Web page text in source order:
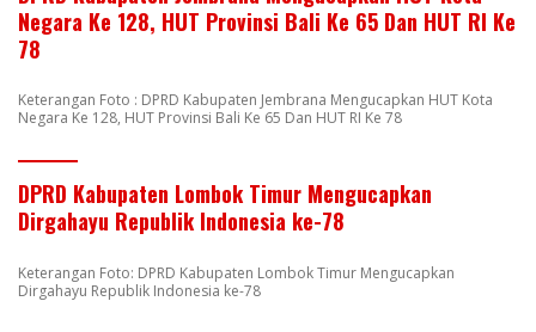
Negara Ke 128, HUT Provinsi Bali Ke 65 Dan HUT RI Ke
78
Keterangan Foto : DPRD Kabupaten Jembrana Mengucapkan HUT Kota
Negara Ke 128, HUT Provinsi Bali Ke 65 Dan HUT RI Ke 78
DPRD Kabupaten Lombok Timur Mengucapkan
Dirgahayu Republik Indonesia ke-78
Keterangan Foto: DPRD Kabupaten Lombok Timur Mengucapkan
Dirgahayu Republik Indonesia ke-78